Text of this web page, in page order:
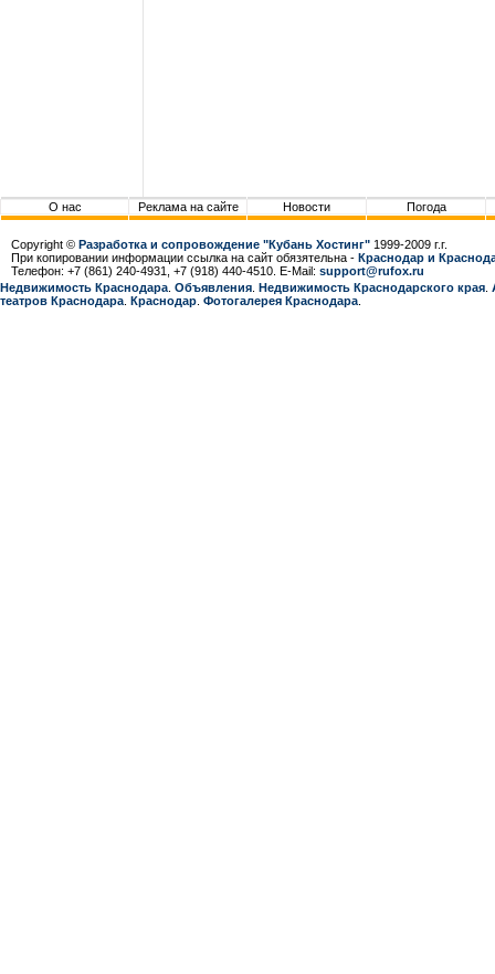
О нас Реклама на сайте Новости Погода
Copyright © Разработка и сопровождение "Кубань Хостинг" 1999-2009 г.г.
При копировании информации ссылка на сайт обязятельна - Краснодар и
Телефон: +7 (861) 240-4931, +7 (918) 440-4510. E-Mail: support@rufox.ru
Недвижимость Краснодара Объявления Недвижимость Краснодарcкого края
театров Краснодара Краснодар Фотогалерея Краснодара